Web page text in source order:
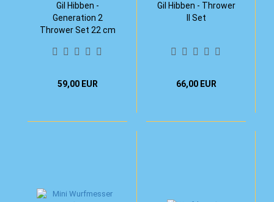
Gil Hibben -
Generation 2
Thrower Set 22 cm
59,00 EUR
Gil Hibben - Thrower
II Set
66,00 EUR